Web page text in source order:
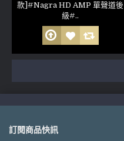
款]#Nagra HD AMP 單聲道後
級#..
訂閱商品快訊